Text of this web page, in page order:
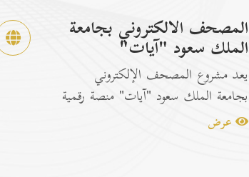
المصحف الالكتروني بجامعة
الملك سعود "آيات"
يعد مشروع المصحف الإلكتروني
بجامعة الملك سعود "آيات" منصة رقمية
متكاملة ومخصصة لتصفح وقراءة القرآن
عرض